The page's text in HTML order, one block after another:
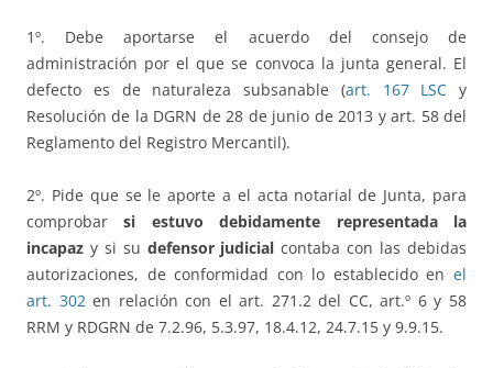
1º. Debe aportarse el acuerdo del consejo de
administración por el que se convoca la junta general. El
defecto es de naturaleza subsanable (art. 167 LSC y
Resolución de la DGRN de 28 de junio de 2013 y art. 58 del
Reglamento del Registro Mercantil).
2º. Pide que se le aporte a el acta notarial de Junta, para
comprobarsi estuvo debidamente representada la
incapaz y si su defensor judicial contaba con las debidas
autorizaciones, de conformidad con lo establecido en el
art. 302en relación con el art. 271.2 del CC, art.º 6 y 58
RRM y RDGRN de 7.2.96, 5.3.97, 18.4.12, 24.7.15 y 9.9.15.